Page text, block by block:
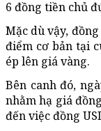
6 đồng tiền chủ
Mặc dù vậy,
điểm cơ bản tại
ép lên giá vàng.
Bên canh đó,
nhằm hạ giá
đến việc đồng